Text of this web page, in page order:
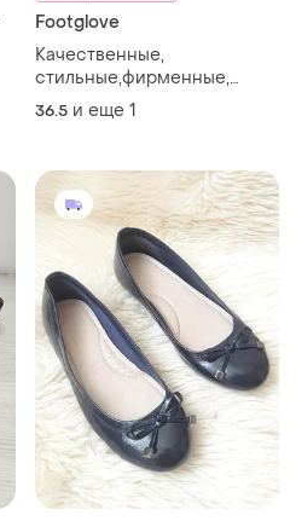
Footglove
Качественные,
стильные,фирменные,
номерные, кожаные, туфли,
лофферы,лаковые
36.5 и еще 1